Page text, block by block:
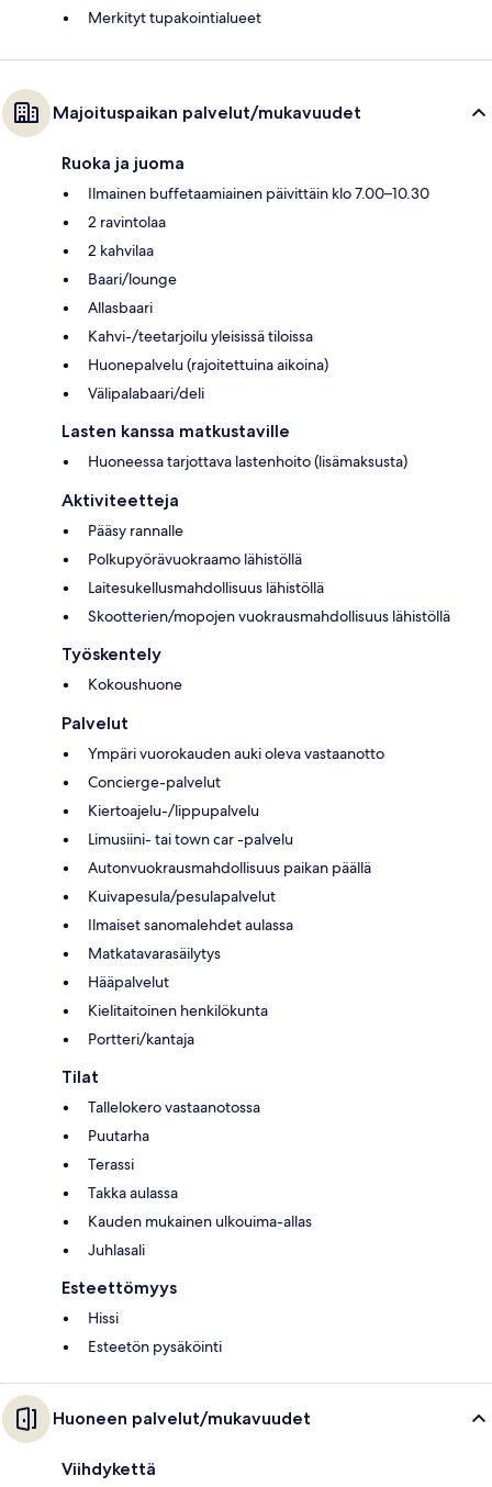
Merkityt tupakointialueet
Majoituspaikan palvelut/mukavuudet
Ruoka ja juoma
Ilmainen buffetaamiainen päivittäin klo 7.00–10.30
2 ravintolaa
2 kahvilaa
Baari/lounge
Allasbaari
Kahvi-/teetarjoilu yleisissä tiloissa
Huonepalvelu (rajoitettuina aikoina)
Välipalabaari/deli
Lasten kanssa matkustaville
Huoneessa tarjottava lastenhoito (lisämaksusta)
Aktiviteetteja
Pääsy rannalle
Polkupyörävuokraamo lähistöllä
Laitesukellusmahdollisuus lähistöllä
Skootterien/mopojen vuokrausmahdollisuus lähistöllä
Työskentely
Kokoushuone
Palvelut
Ympäri vuorokauden auki oleva vastaanotto
Concierge-palvelut
Kiertoajelu-/lippupalvelu
Limusiini- tai town car -palvelu
Autonvuokrausmahdollisuus paikan päällä
Kuivapesula/pesulapalvelut
Ilmaiset sanomalehdet aulassa
Matkatavarasäilytys
Hääpalvelut
Kielitaitoinen henkilökunta
Portteri/kantaja
Tilat
Tallelokero vastaanotossa
Puutarha
Terassi
Takka aulassa
Kauden mukainen ulkouima-allas
Juhlasali
Esteettömyys
Hissi
Esteetön pysäköinti
Huoneen palvelut/mukavuudet
Viihdykettä